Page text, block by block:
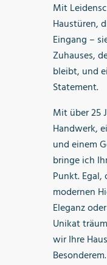
Mit
Haustüren,
Eingang –
Zuhauses,
bleibt, und
Statement.
Mit über 25
Handwerk,
und einem
bringe ich
Punkt. Egal,
modernen
Eleganz
Unikat
wir Ihre
Besonderem.